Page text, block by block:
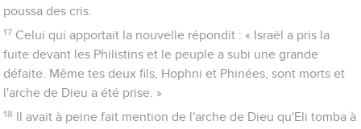
poussa des cris.
17 Celui qui apportait la nouvelle répondit : « Israël a pris la
fuite devant les Philistins et le peuple a subi une grande
défaite. Même tes deux fils, Hophni et Phinées, sont morts et
l'arche de Dieu a été prise. »
18
Il avait à peine fait mention de l'arche de Dieu qu'Eli tomba à